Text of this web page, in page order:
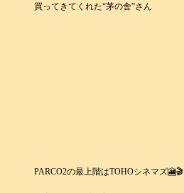
買ってきてくれた“茅の舎”さん
PARCO2の最上階はTOHOシネマズ🎦🎬️